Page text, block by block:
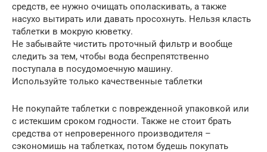
средств, ее нужно очищать ополаскивать, а также
насухо вытирать или давать просохнуть. Нельзя класть
таблетки в мокрую кюветку.
Не забывайте чистить проточный фильтр и вообще
следить за тем, чтобы вода беспрепятственно
поступала в посудомоечную машину.
Используйте только качественные таблетки
Не покупайте таблетки с поврежденной упаковкой или
с истекшим сроком годности. Также не стоит брать
средства от непроверенного производителя –
сэкономишь на таблетках, потом будешь покупать